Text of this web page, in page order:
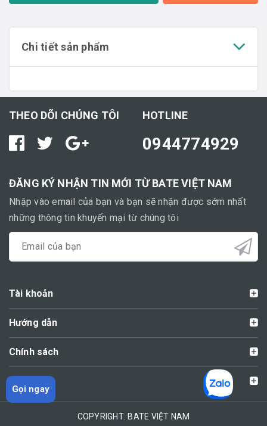
Chi tiết sản phẩm
THEO DÕI CHÚNG TÔI HOTLINE
0944774929
ĐĂNG KÝ NHẬN TIN MỚI TỪ BATE VIỆT NAM
Nhập vào email của bạn và bạn sẽ nhận được sớm nhất
những thông tin khuyến mại từ chúng tôi
Tài khoản
Hướng dẫn
Chính sách
Liên hệ
COPYRIGHT: BATE VIỆT NAM
Gọi ngay